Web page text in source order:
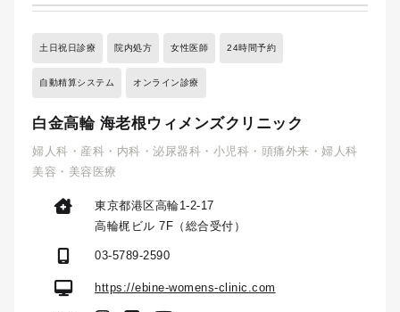
土日祝日診療 院内処方 女性医師 24時間予約
自動精算システム オンライン診療
白金高輪 海老根ウィメンズクリニック
婦人科・産科・内科・泌尿器科・小児科・頭痛外来・婦人科
美容・美容医療
東京都港区高輪1-2-17
高輪梶ビル 7F（総合受付）
03-5789-2590
https://ebine-womens-clinic.com